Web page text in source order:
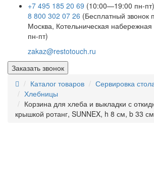
+7 495 185 20 69 (10:00—19:00 пн-пт)
8 800 302 07 26 (Бесплатный звонок
Москва, Котельническая
пн-пт)
zakaz@restotouch.ru
Заказать звонок
Каталог товаров
Сервировка
Хлебницы
Корзина для хлеба и выкладки с
крышкой ротанг, SUNNEX, h 8 см, b 33